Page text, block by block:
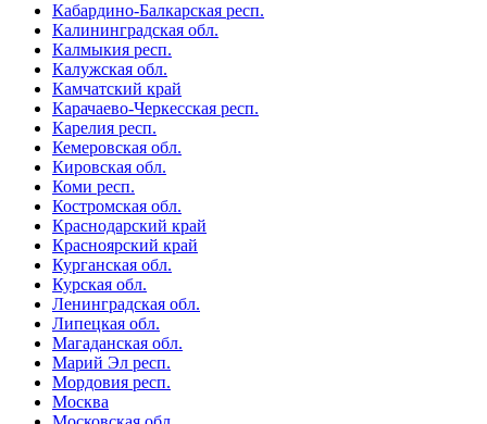
Кабардино-Балкарская респ.
Калининградская обл.
Калмыкия респ.
Калужская обл.
Камчатский край
Карачаево-Черкесская респ.
Карелия респ.
Кемеровская обл.
Кировская обл.
Коми респ.
Костромская обл.
Краснодарский край
Красноярский край
Курганская обл.
Курская обл.
Ленинградская обл.
Липецкая обл.
Магаданская обл.
Марий Эл респ.
Мордовия респ.
Москва